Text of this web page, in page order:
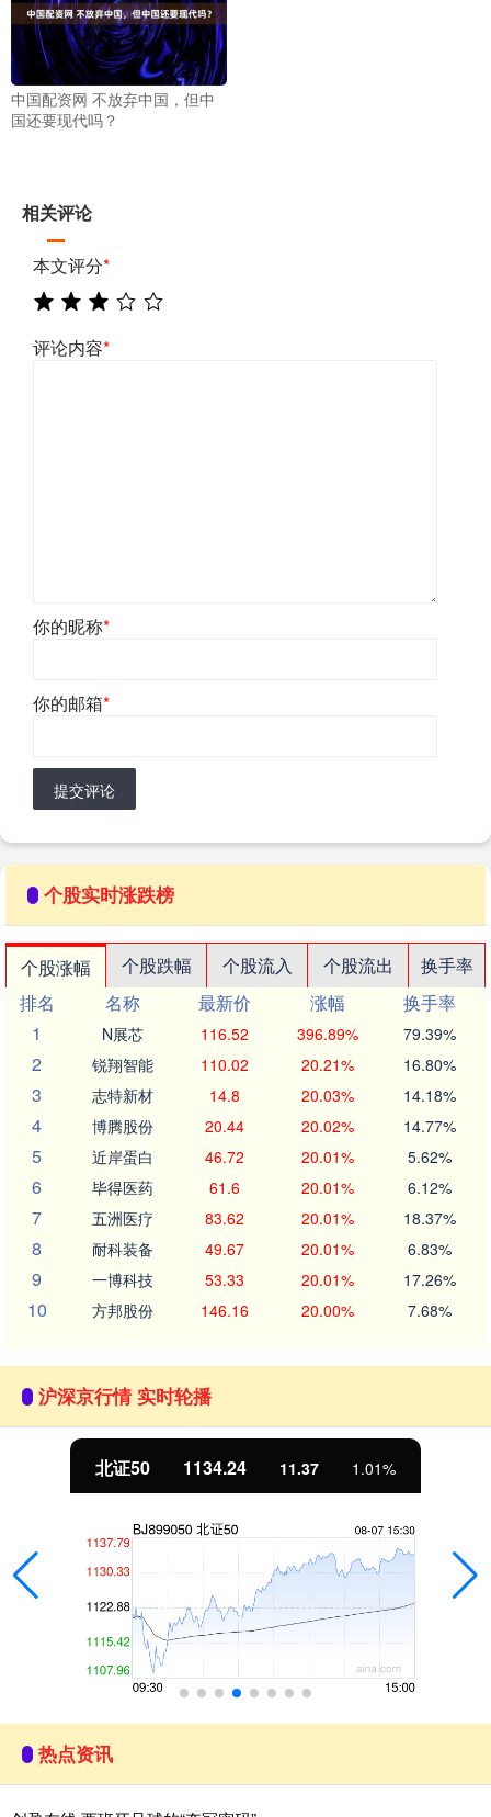
中国配资网 不放弃中国，但中
国还要现代吗？
相关评论
本文评分*
评论内容*
你的昵称*
你的邮箱*
提交评论
个股实时涨跌榜
个股涨幅 个股跌幅 个股流入 个股流出
换手率
排名
名称 最新价 涨幅
换手率
1
N展芯 116.52 396.89% 79.39%
2 锐翔智能 110.02 20.21% 16.80%
3 志特新材 14.8 20.03% 14.18%
4 博腾股份 20.44 20.02% 14.77%
5 近岸蛋白 46.72 20.01% 5.62%
6 毕得医药 61.6 20.01% 6.12%
7 五洲医疗 83.62 20.01% 18.37%
8 耐科装备 49.67 20.01% 6.83%
9 一博科技 53.33 20.01% 17.26%
10 方邦股份 146.16 20.00% 7.68%
沪深京行情 实时轮播
北证50 1134.24 11.37 1.01%
热点资讯